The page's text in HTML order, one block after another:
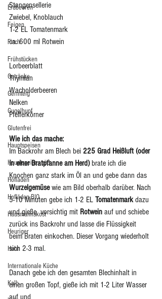
Erdbeeren
Feigen
Fisch
Frühstücken
Getränke
Germteig
Gugelhupf
Glutenfrei
Hauptspeisen
Hauptspeise - süß
Hofladen
Hofläden BIO
Hausmannskost
Heuriger
Huhn
Internationale Küche
Kalb
Stangensellerie
Zwiebel, Knoblauch
1-2 EL Tomatenmark
ca. 600 ml Rotwein
Lorbeerblatt
Thymian
Wacholderbeeren
Nelken
Pfefferkörner
Wie ich das mache:
Im Backrohr am Blech bei 225 Grad Heißluft (oder
in einer Bratpfanne am Herd) brate ich die
Knochen ganz stark im Öl an und gebe dann das
Wurzelgemüse wie am Bild oberhalb darüber. Nach
5-10 Minuten gebe ich 1-2 EL Tomatenmark dazu
und gieße  vorsichtig mit Rotwein auf und schiebe
zurück ins Backrohr und lasse die Flüssigkeit
beim Braten einkochen. Dieser Vorgang wiederholt
sich 2-3 mal.
Danach gebe ich den gesamten Blechinhalt in
einen großen Topf, gieße ich mit 1-2 Liter Wasser
auf und